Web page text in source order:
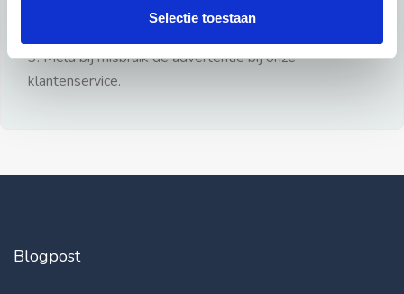
Selectie toestaan
3: Meld bij misbruik de advertentie bij onze
klantenservice.
Blogpost